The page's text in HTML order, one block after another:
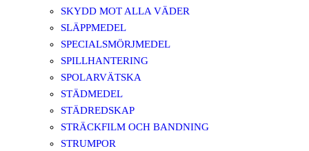
SKYDD MOT ALLA VÄDER
SLÄPPMEDEL
SPECIALSMÖRJMEDEL
SPILLHANTERING
SPOLARVÄTSKA
STÄDMEDEL
STÄDREDSKAP
STRÄCKFILM OCH BANDNING
STRUMPOR